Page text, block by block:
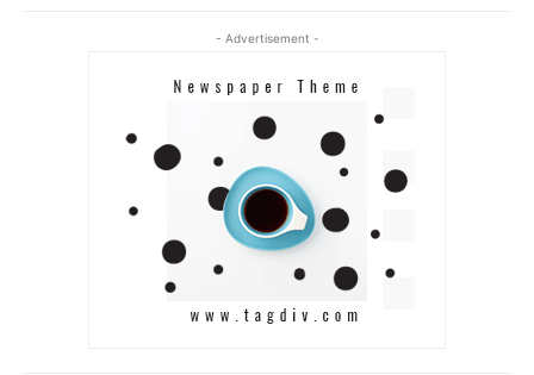
Kokshetau
Байланыс Жарнама
- Advertisement -